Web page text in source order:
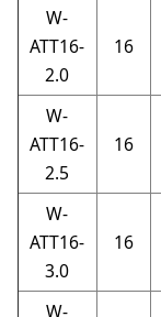
W-
ATT16-
2.0
16
W-
ATT16-
2.5
16
W-
ATT16-
3.0
16
W-